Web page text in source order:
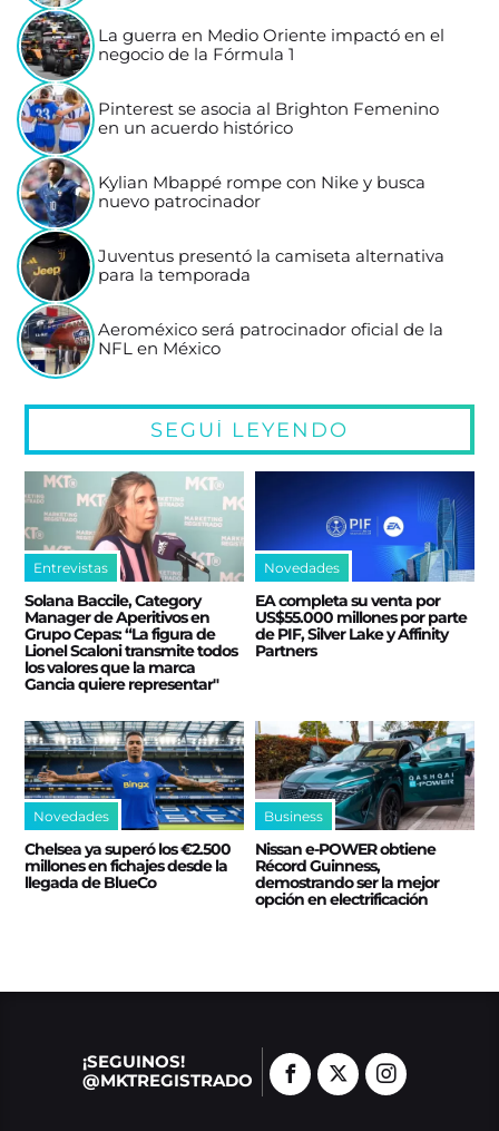
La guerra en Medio Oriente impactó en el
negocio de la Fórmula 1
Pinterest se asocia al Brighton Femenino
en un acuerdo histórico
Kylian Mbappé rompe con Nike y busca
nuevo patrocinador
Juventus presentó la camiseta alternativa
para la temporada
Aeroméxico será patrocinador oficial de la
NFL en México
SEGUÍ LEYENDO
Entrevistas
Solana Baccile, Category
Manager de Aperitivos en
Grupo Cepas: “La figura de
Lionel Scaloni transmite todos
los valores que la marca
Gancia quiere representar"
Novedades
EA completa su venta por
US$55.000 millones por parte
de PIF, Silver Lake y Affinity
Partners
Novedades
Chelsea ya superó los €2.500
millones en fichajes desde la
llegada de BlueCo
Business
Nissan e‑POWER obtiene
Récord Guinness,
demostrando ser la mejor
opción en electrificación
¡SEGUINOS!
@MKTREGISTRADO